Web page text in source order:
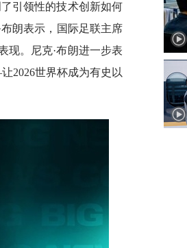
引领性的技术创新如何
朗表示，国际足联主席
现。尼克·布朗进一步表
2026世界杯成为有史以